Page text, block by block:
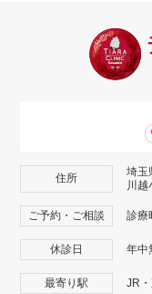
住所
埼玉
川越
ご予約・ご相談 診療
休診日 年中
最寄り駅 JR